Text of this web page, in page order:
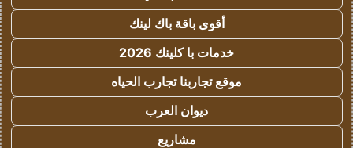
أقوى باقة باك لينك
خدمات با كلينك 2026
موقع تجاربنا تجارب الحياه
ديوان العرب
مشاريع